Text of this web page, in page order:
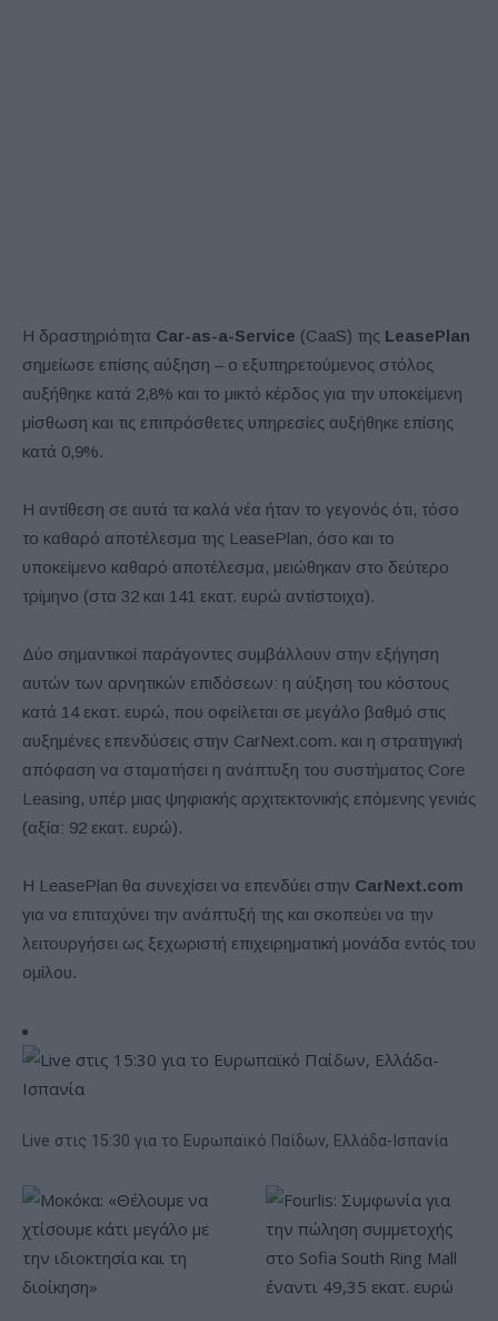
Η δραστηριότητα Car-as-a-Service (CaaS) της LeasePlan
σημείωσε επίσης αύξηση – ο εξυπηρετούμενος στόλος
αυξήθηκε κατά 2,8% και το μικτό κέρδος για την υποκείμενη
μίσθωση και τις επιπρόσθετες υπηρεσίες αυξήθηκε επίσης
κατά 0,9%.
Η αντίθεση σε αυτά τα καλά νέα ήταν το γεγονός ότι, τόσο
το καθαρό αποτέλεσμα της LeasePlan, όσο και το
υποκείμενο καθαρό αποτέλεσμα, μειώθηκαν στο δεύτερο
τρίμηνο (στα 32 και 141 εκατ. ευρώ αντίστοιχα).
Δύο σημαντικοί παράγοντες συμβάλλουν στην εξήγηση
αυτών των αρνητικών επιδόσεων: η αύξηση του κόστους
κατά 14 εκατ. ευρώ, που οφείλεται σε μεγάλο βαθμό στις
αυξημένες επενδύσεις στην CarNext.com. και η στρατηγική
απόφαση να σταματήσει η ανάπτυξη του συστήματος Core
Leasing, υπέρ μιας ψηφιακής αρχιτεκτονικής επόμενης γενιάς
(αξία: 92 εκατ. ευρώ).
Η LeasePlan θα συνεχίσει να επενδύει στην CarNext.com
για να επιταχύνει την ανάπτυξή της και σκοπεύει να την
λειτουργήσει ως ξεχωριστή επιχειρηματική μονάδα εντός του
ομίλου.
Live στις 15:30 για το Ευρωπαϊκό Παίδων, Ελλάδα-Ισπανία